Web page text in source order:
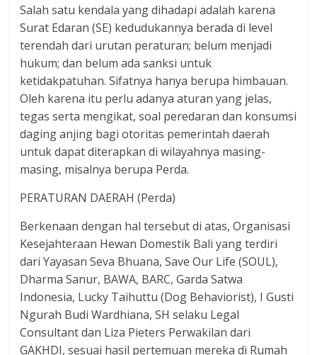
Salah satu kendala yang dihadapi adalah karena
Surat Edaran (SE) kedudukannya berada di level
terendah dari urutan peraturan; belum menjadi
hukum; dan belum ada sanksi untuk
ketidakpatuhan. Sifatnya hanya berupa himbauan.
Oleh karena itu perlu adanya aturan yang jelas,
tegas serta mengikat, soal peredaran dan konsumsi
daging anjing bagi otoritas pemerintah daerah
untuk dapat diterapkan di wilayahnya masing-
masing, misalnya berupa Perda.
PERATURAN DAERAH (Perda)
Berkenaan dengan hal tersebut di atas, Organisasi
Kesejahteraan Hewan Domestik Bali yang terdiri
dari Yayasan Seva Bhuana, Save Our Life (SOUL),
Dharma Sanur, BAWA, BARC, Garda Satwa
Indonesia, Lucky Taihuttu (Dog Behaviorist), I Gusti
Ngurah Budi Wardhiana, SH selaku Legal
Consultant dan Liza Pieters Perwakilan dari
GAKHDI, sesuai hasil pertemuan mereka di Rumah